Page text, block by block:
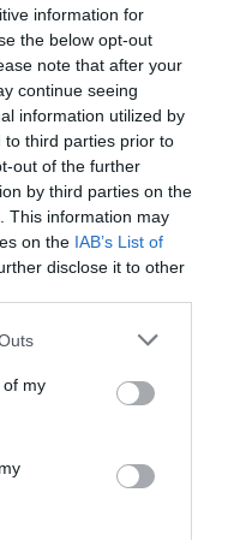
information for
the below opt-out
note that after your
continue seeing
information utilized by
to third parties prior to
out of the further
by third parties on the
This information may
on the IAB’s List of
disclose it to other
of my
Îngrijitoarea
familie cu
autocar